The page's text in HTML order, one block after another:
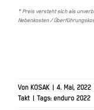
* Preis versteht sich als
Nebenkosten /
Von KOSAK 4. Mai, 2022
Takt
Tags: enduro 2022